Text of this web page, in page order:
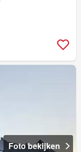
Foto bekijken